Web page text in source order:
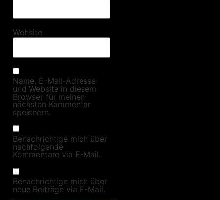
Website
Name, E-Mail-Adresse
und Website in diesem
Browser für meinen
nächsten Kommentar
speichern.
Benachrichtige mich über
nachfolgende
Kommentare via E-Mail.
Benachrichtige mich über
neue Beiträge via E-Mail.